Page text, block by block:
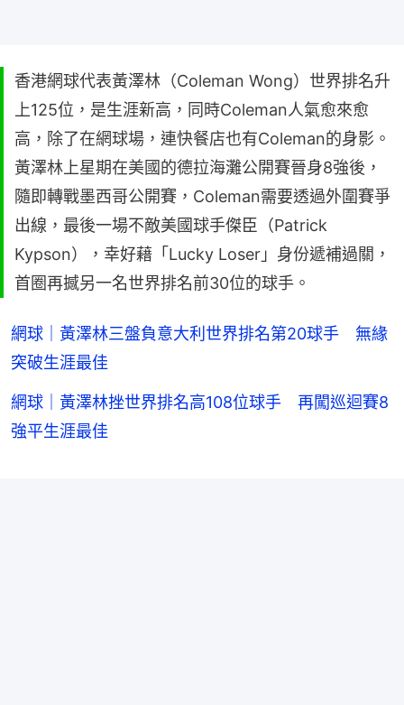
香港網球代表黃澤林（Coleman Wong）世界排名升
上125位，是生涯新高，同時Coleman人氣愈來愈
高，除了在網球場，連快餐店也有Coleman的身影。
黃澤林上星期在美國的德拉海灘公開賽晉身8強後，
隨即轉戰墨西哥公開賽，Coleman需要透過外圍賽爭
出線，最後一場不敵美國球手傑臣（Patrick
Kypson），幸好藉「Lucky Loser」身份遞補過關，
首圈再撼另一名世界排名前30位的球手。
網球｜黃澤林三盤負意大利世界排名第20球手 無緣
突破生涯最佳
網球｜黃澤林挫世界排名高108位球手 再闖巡迴賽8
強平生涯最佳